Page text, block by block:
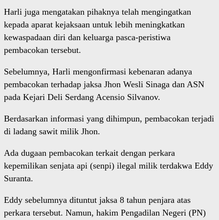
Harli juga mengatakan pihaknya telah mengingatkan
kepada aparat kejaksaan untuk lebih meningkatkan
kewaspadaan diri dan keluarga pasca-peristiwa
pembacokan tersebut.
Sebelumnya, Harli mengonfirmasi kebenaran adanya
pembacokan terhadap jaksa Jhon Wesli Sinaga dan ASN
pada Kejari Deli Serdang Acensio Silvanov.
Berdasarkan informasi yang dihimpun, pembacokan terjadi
di ladang sawit milik Jhon.
Ada dugaan pembacokan terkait dengan perkara
kepemilikan senjata api (senpi) ilegal milik terdakwa Eddy
Suranta.
Eddy sebelumnya dituntut jaksa 8 tahun penjara atas
perkara tersebut. Namun, hakim Pengadilan Negeri (PN)